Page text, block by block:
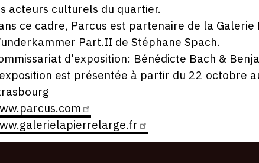
acteurs culturels du quartier.
ce cadre, Parcus est partenaire de la
Part.II de Stéphane Spach.
d'exposition: Bénédicte Bach &
est présentée à partir du 22 octobre